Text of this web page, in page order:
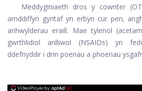
Meddyginiaeth dros y cownter
amddiffyn gyntaf yn erbyn cur pen,
anhwylderau eraill. Mae tylenol
gwrthlidiol anlliwol (NSAIDs) yn
ddefnyddir i drin poenau a phoenau